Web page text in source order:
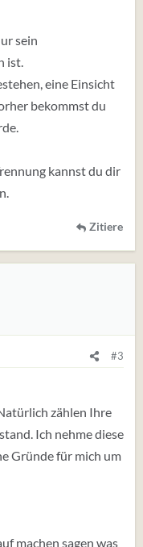
sein
ist.
eine Einsicht
bekommst du
kannst du dir
Zitiere
#3
zählen Ihre
Ich nehme diese
Gründe für mich um
machen sagen was